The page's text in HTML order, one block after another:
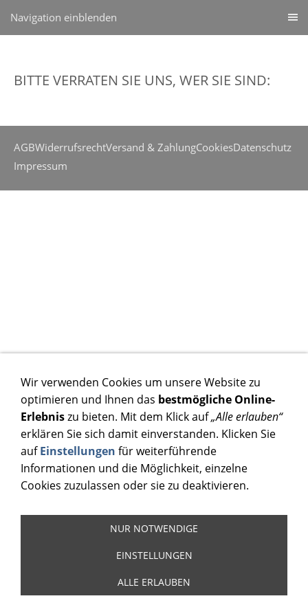
Navigation einblenden
BITTE VERRATEN SIE UNS, WER SIE SIND:
AGBWiderrufsrechtVersand & ZahlungCookiesDatenschutz
Impressum
Wir verwenden Cookies um unsere Website zu
optimieren und Ihnen das bestmögliche Online-
Erlebniszu bieten. Mit dem Klick auf„Alle erlauben“
erklären Sie sich damit einverstanden. Klicken Sie
aufEinstellungen für weiterführende
Informationen und die Möglichkeit, einzelne
Cookies zuzulassen oder sie zu deaktivieren.
NUR NOTWENDIGE
EINSTELLUNGEN
ALLE ERLAUBEN